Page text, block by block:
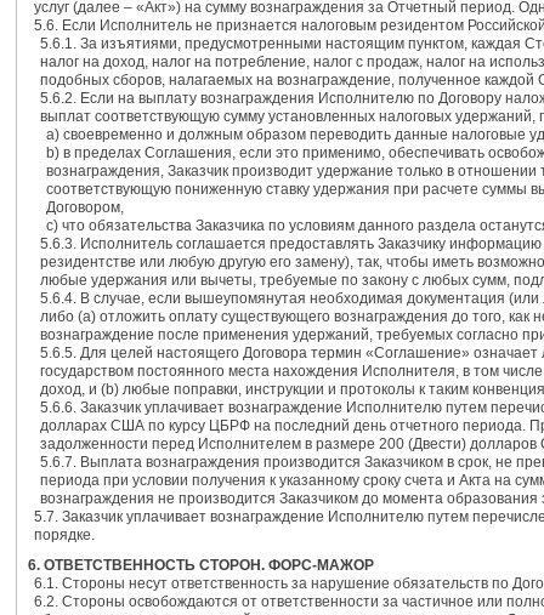
услуг (далее – «Акт») на сумму вознаграждения за Отчетный период.
5.6. Если Исполнитель не признается налоговым резидентом
5.6.1. За изъятиями, предусмотренными настоящим пунктом, каждая
налог на доход, налог на потребление, налог с продаж, налог на
подобных сборов, налагаемых на вознаграждение, полученное каждой
5.6.2. Если на выплату вознаграждения Исполнителю по Договору
выплат соответствующую сумму установленных налоговых удержаний,
а) своевременно и должным образом переводить данные налоговые
b) в пределах Соглашения, если это применимо, обеспечивать
вознаграждения, Заказчик производит удержание только в
соответствующую пониженную ставку удержания при расчете суммы
Договором,
c) что обязательства Заказчика по условиям данного раздела
5.6.3. Исполнитель соглашается предоставлять Заказчику
резидентстве или любую другую его замену), так, чтобы иметь
любые удержания или вычеты, требуемые по закону с любых сумм,
5.6.4. В случае, если вышеупомянутая необходимая документация
либо (а) отложить оплату существующего вознаграждения до того,
вознаграждение после применения удержаний, требуемых согласно
5.6.5. Для целей настоящего Договора термин «Соглашение»
государством постоянного места нахождения Исполнителя, в том
доход, и (b) любые поправки, инструкции и протоколы к таким
5.6.6. Заказчик уплачивает вознаграждение Исполнителю путем
долларах США по курсу ЦБРФ на последний день отчетного периода.
задолженности перед Исполнителем в размере 200 (Двести)
5.6.7. Выплата вознаграждения производится Заказчиком в срок, не
периода при условии получения к указанному сроку счета и Акта на
вознаграждения не производится Заказчиком до момента
5.7. Заказчик уплачивает вознаграждение Исполнителю путем
порядке.
6. ОТВЕТСТВЕННОСТЬ СТОРОН. ФОРС-МАЖОР
6.1. Стороны несут ответственность за нарушение обязательств по
6.2. Стороны освобождаются от ответственности за частичное или